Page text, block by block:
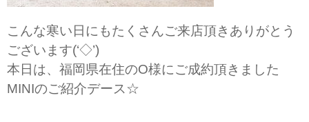
こんな寒い日にもたくさんご来店頂きありがとう
ございます(‘◇’)ゞ
本日は、福岡県在住のO様にご成約頂きました
MINIのご紹介デース☆